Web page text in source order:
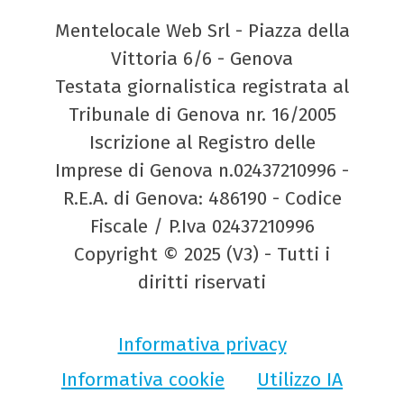
Mentelocale Web Srl - Piazza della
Vittoria 6/6 - Genova
Testata giornalistica registrata al
Tribunale di Genova nr. 16/2005
Iscrizione al Registro delle
Imprese di Genova n.02437210996 -
R.E.A. di Genova: 486190 - Codice
Fiscale / P.Iva 02437210996
Copyright © 2025 (V3) - Tutti i
diritti riservati
Informativa privacy
Informativa cookie
Utilizzo IA